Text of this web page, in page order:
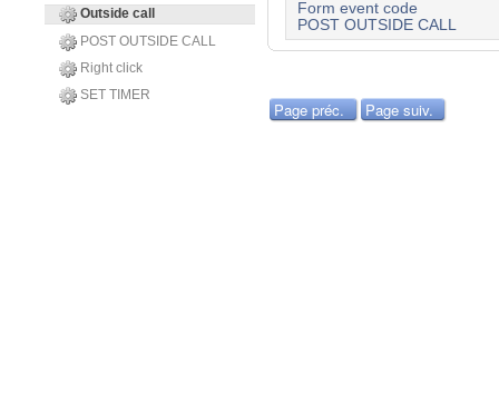
Outside call
POST OUTSIDE CALL
Right click
SET TIMER
Form event code
POST OUTSIDE CALL
Page préc. Page suiv.